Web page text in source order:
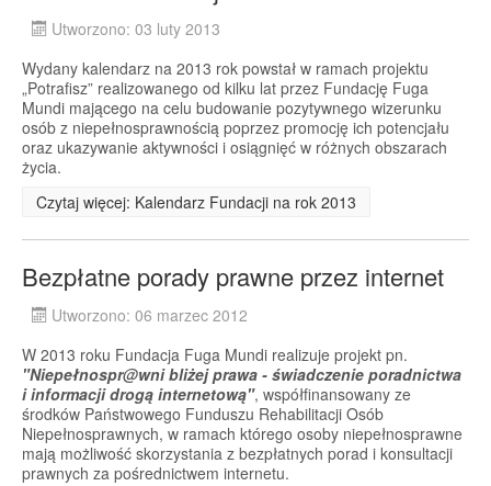
Utworzono: 03 luty 2013
Wydany kalendarz na 2013 rok powstał w ramach projektu
„Potrafisz” realizowanego od kilku lat przez Fundację Fuga
Mundi mającego na celu budowanie pozytywnego wizerunku
osób z niepełnosprawnością poprzez promocję ich potencjału
oraz ukazywanie aktywności i osiągnięć w różnych obszarach
życia.
Czytaj więcej: Kalendarz Fundacji na rok 2013
Bezpłatne porady prawne przez internet
Utworzono: 06 marzec 2012
W 2013 roku Fundacja Fuga Mundi realizuje projekt pn.
"Niepełnospr@wni bliżej prawa - świadczenie poradnictwa
i informacji drogą internetową", współfinansowany ze
środków Państwowego Funduszu Rehabilitacji Osób
Niepełnosprawnych, w ramach którego osoby niepełnosprawne
mają możliwość skorzystania z bezpłatnych porad i konsultacji
prawnych za pośrednictwem internetu.